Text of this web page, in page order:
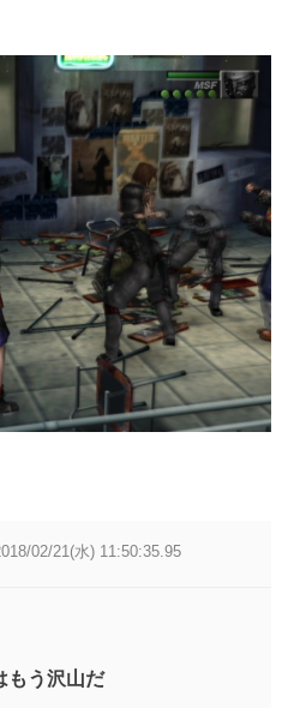
02/21(水) 11:50:35.95
もう沢山だ